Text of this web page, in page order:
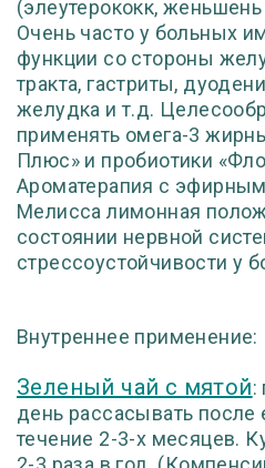
(элеутерококк,
Очень часто у больных
функции со стороны же
тракта, гастриты,
желудка и т.д.
применять омега-3
Плюс» и пробиотики
Ароматерапия с
Мелисса лимонная
состоянии нервной
стрессоустойчивости у
Внутреннее применение:
Зеленый чай с мятой:
день рассасывать
течение 2-3-х месяцев.